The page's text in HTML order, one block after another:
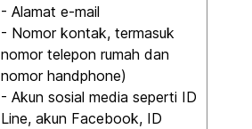
- Alamat e-mail
- Nomor kontak, termasuk
nomor telepon rumah dan
nomor handphone)
- Akun sosial media seperti ID
Line, akun Facebook, ID